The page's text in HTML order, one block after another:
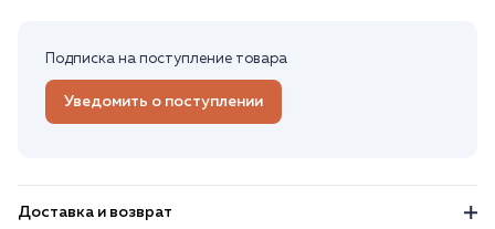
Подписка на поступление товара
Уведомить о поступлении
Доставка и возврат